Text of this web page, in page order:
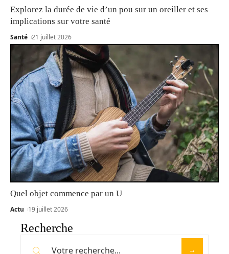
Explorez la durée de vie d’un pou sur un oreiller et ses
implications sur votre santé
Santé 21 juillet 2026
Quel objet commence par un U
Actu 19 juillet 2026
Recherche